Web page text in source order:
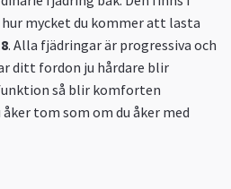
mycket du kommer att lasta
. Alla fjädringar är progressiva och
ditt fordon ju hårdare blir
så blir komforten
tom som om du åker med